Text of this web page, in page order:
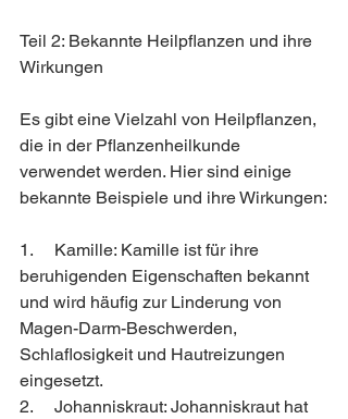
Teil 2: Bekannte Heilpflanzen und ihre
Wirkungen
Es gibt eine Vielzahl von Heilpflanzen,
die in der Pflanzenheilkunde
verwendet werden. Hier sind einige
bekannte Beispiele und ihre Wirkungen:
1.     Kamille: Kamille ist für ihre
beruhigenden Eigenschaften bekannt
und wird häufig zur Linderung von
Magen-Darm-Beschwerden,
Schlaflosigkeit und Hautreizungen
eingesetzt.
2.     Johanniskraut: Johanniskraut hat